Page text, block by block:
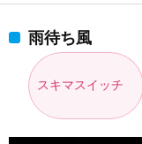
雨待ち風
スキマスイッチ